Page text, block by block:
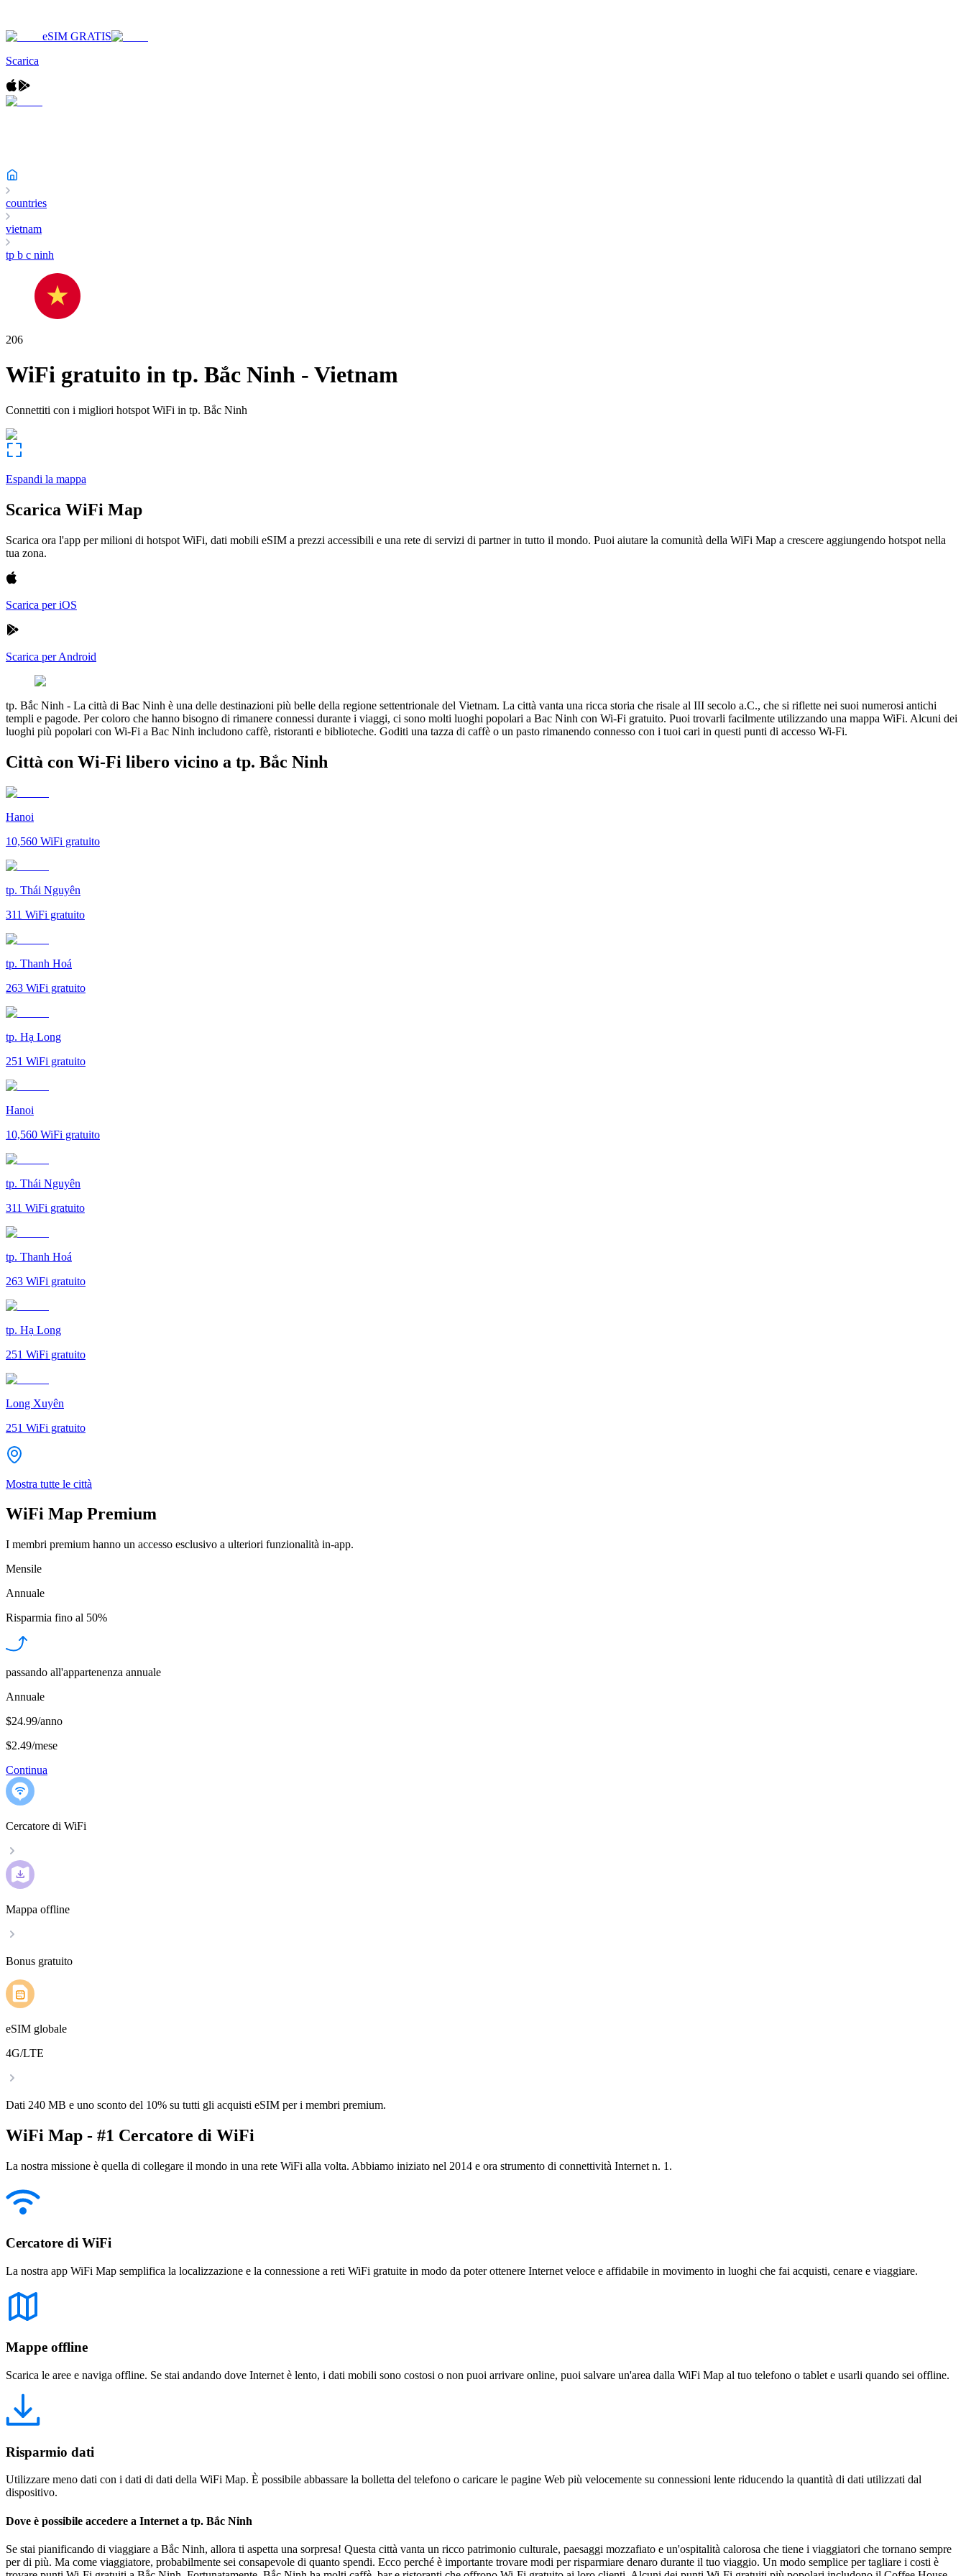
eSIM GRATIS
Scarica
countries
vietnam
tp b c ninh
206
WiFi gratuito in tp. Bắc Ninh - Vietnam
Connettiti con i migliori hotspot WiFi in tp. Bắc Ninh
Espandi la mappa
Scarica WiFi Map
Scarica ora l'app per milioni di hotspot WiFi, dati mobili eSIM a prezzi accessibili e una rete di servizi di partner in tutto il mondo. Puoi aiutare la comunità della WiFi Map a crescere aggiungendo hotspot nella
tua zona.
Scarica per iOS
Scarica per Android
tp. Bắc Ninh - La città di Bac Ninh è una delle destinazioni più belle della regione settentrionale del Vietnam. La città vanta una ricca storia che risale al III secolo a.C., che si riflette nei suoi numerosi antichi
templi e pagode. Per coloro che hanno bisogno di rimanere connessi durante i viaggi, ci sono molti luoghi popolari a Bac Ninh con Wi-Fi gratuito. Puoi trovarli facilmente utilizzando una mappa WiFi. Alcuni dei
luoghi più popolari con Wi-Fi a Bac Ninh includono caffè, ristoranti e biblioteche. Goditi una tazza di caffè o un pasto rimanendo connesso con i tuoi cari in questi punti di accesso Wi-Fi.
Città con Wi-Fi libero vicino a tp. Bắc Ninh
Hanoi
10,560 WiFi gratuito
tp. Thái Nguyên
311 WiFi gratuito
tp. Thanh Hoá
263 WiFi gratuito
tp. Hạ Long
251 WiFi gratuito
Hanoi
10,560 WiFi gratuito
tp. Thái Nguyên
311 WiFi gratuito
tp. Thanh Hoá
263 WiFi gratuito
tp. Hạ Long
251 WiFi gratuito
Long Xuyên
251 WiFi gratuito
Mostra tutte le città
WiFi Map Premium
I membri premium hanno un accesso esclusivo a ulteriori funzionalità in-app.
Mensile
Annuale
Risparmia fino al 50%
passando all'appartenenza annuale
Annuale
$24.99/anno
$2.49/mese
Continua
Cercatore di WiFi
Mappa offline
Bonus gratuito
eSIM globale
4G/LTE
Dati 240 MB e uno sconto del 10% su tutti gli acquisti eSIM per i membri premium.
WiFi Map - #1 Cercatore di WiFi
La nostra missione è quella di collegare il mondo in una rete WiFi alla volta. Abbiamo iniziato nel 2014 e ora strumento di connettività Internet n. 1.
Cercatore di WiFi
La nostra app WiFi Map semplifica la localizzazione e la connessione a reti WiFi gratuite in modo da poter ottenere Internet veloce e affidabile in movimento in luoghi che fai acquisti, cenare e viaggiare.
Mappe offline
Scarica le aree e naviga offline. Se stai andando dove Internet è lento, i dati mobili sono costosi o non puoi arrivare online, puoi salvare un'area dalla WiFi Map al tuo telefono o tablet e usarli quando sei offline.
Risparmio dati
Utilizzare meno dati con i dati di dati della WiFi Map. È possibile abbassare la bolletta del telefono o caricare le pagine Web più velocemente su connessioni lente riducendo la quantità di dati utilizzati dal
dispositivo.
Dove è possibile accedere a Internet a tp. Bắc Ninh
Se stai pianificando di viaggiare a Bắc Ninh, allora ti aspetta una sorpresa! Questa città vanta un ricco patrimonio culturale, paesaggi mozzafiato e un'ospitalità calorosa che tiene i viaggiatori che tornano sempre
per di più. Ma come viaggiatore, probabilmente sei consapevole di quanto spendi. Ecco perché è importante trovare modi per risparmiare denaro durante il tuo viaggio. Un modo semplice per tagliare i costi è